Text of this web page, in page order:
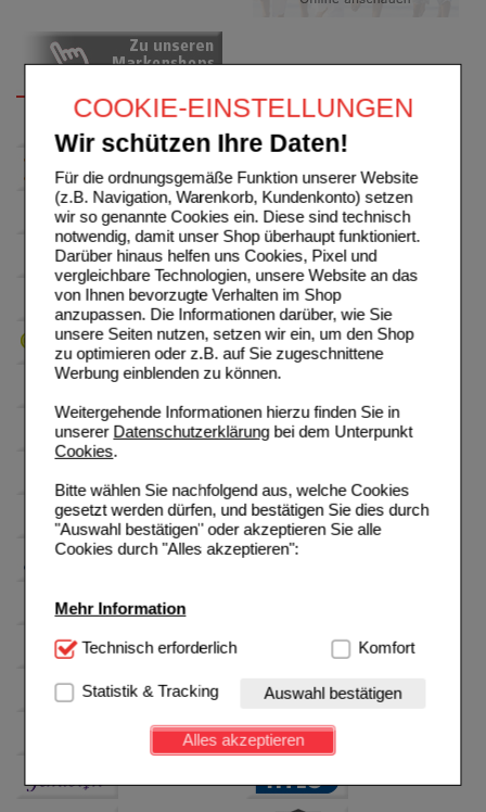
COOKIE-EINSTELLUNGEN
Wir schützen Ihre Daten!
Für die ordnungsgemäße Funktion unserer Website
(z.B. Navigation, Warenkorb, Kundenkonto) setzen
wir so genannte Cookies ein. Diese sind technisch
notwendig, damit unser Shop überhaupt funktioniert.
Darüber hinaus helfen uns Cookies, Pixel und
vergleichbare Technologien, unsere Website an das
von Ihnen bevorzugte Verhalten im Shop
anzupassen. Die Informationen darüber, wie Sie
unsere Seiten nutzen, setzen wir ein, um den Shop
zu optimieren oder z.B. auf Sie zugeschnittene
Werbung einblenden zu können.
Weitergehende Informationen hierzu finden Sie in
unserer Datenschutzerklärungbei dem Unterpunkt
Cookies.
Bitte wählen Sie nachfolgend aus, welche Cookies
gesetzt werden dürfen, und bestätigen Sie dies durch
"Auswahl bestätigen" oder akzeptieren Sie alle
Cookies durch "Alles akzeptieren":
Mehr Information
Technisch Notwendig:Hierbei handelt es sich um
Website notwendig sind (z.B. Navigation, Warenkorb,
Kundenkonto), weshalb auf diese nicht verzichtet
werden kann.
Einkaufserlebnis noch ansprechender zu gestalten,
Technisch erforderlich Komfort
Statistik & Tracking Auswahl bestätigen
Alles akzeptieren